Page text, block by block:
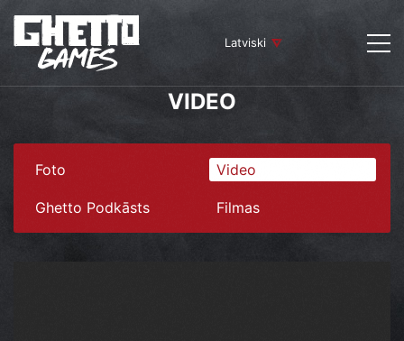
Latviski
VIDEO
Foto Video
Ghetto Podkāsts Filmas